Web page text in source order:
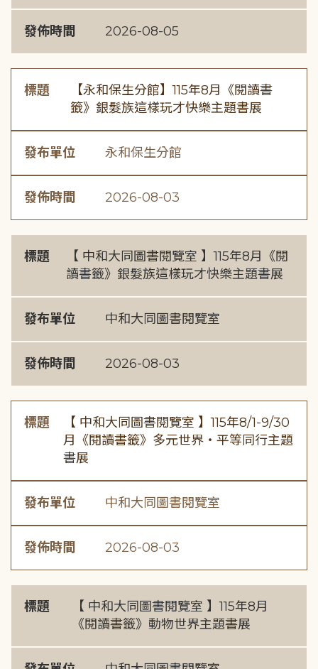
發佈時間 2026-08-05
標題
【永和保生分館】115年8月《閱讀書
籤》銀髮族這樣玩才快樂主題書展
發布單位 永和保生分館
發佈時間 2026-08-03
標題
【 中和大同圖書閱覽室 】115年8月《閱
讀書籤》銀髮族這樣玩才快樂主題書展
發布單位 中和大同圖書閱覽室
發佈時間 2026-08-03
標題
【 中和大同圖書閱覽室 】115年8/1-9/30
月《閱讀書籤》多元世界・平等同行主題
書展
發布單位 中和大同圖書閱覽室
發佈時間 2026-08-03
標題
【 中和大同圖書閱覽室 】115年8月
《閱讀書籤》動物世界主題書展